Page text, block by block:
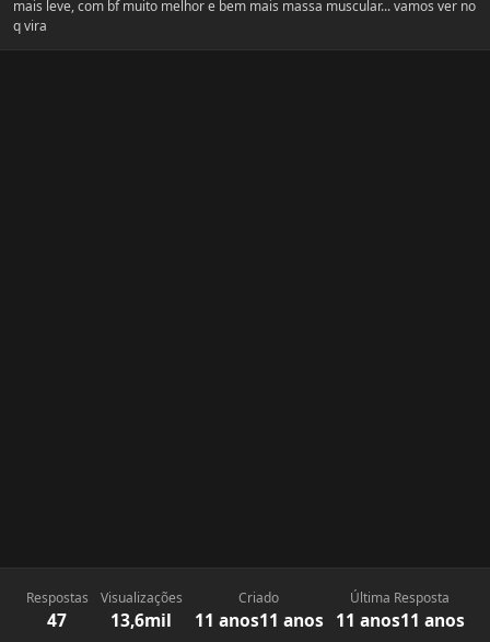
mais leve, com bf muito melhor e bem mais massa muscular... vamos ver no
q vira
Respostas
47
Visualizações
13,6mil
Criado
11 anos11 anos
Última Resposta
11 anos11 anos